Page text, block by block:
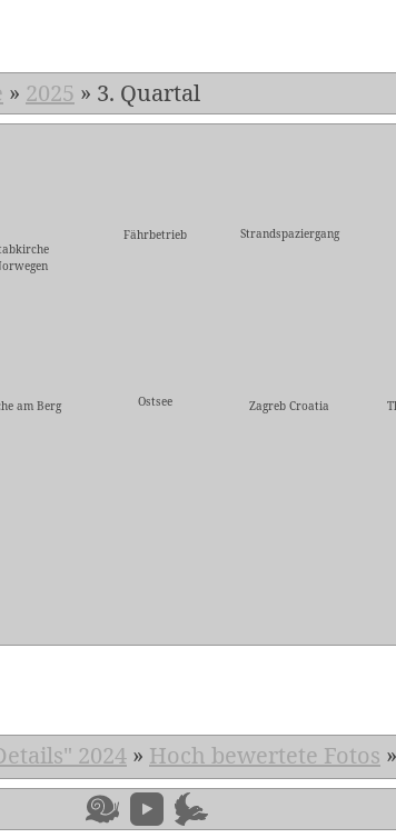
» 2025 » 3. Quartal
Fährbetrieb Strandspaziergang
am Berg Ostsee Zagreb Croatia
2024 » Hoch bewertete Fotos »